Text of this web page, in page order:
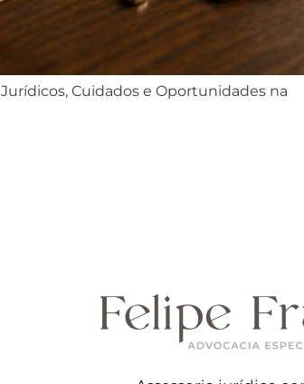
Cuidados e Oportunidades na